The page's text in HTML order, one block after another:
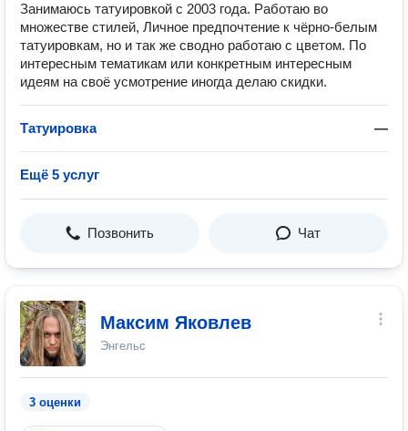
Занимаюсь татуировкой с 2003 года. Работаю во
множестве стилей, Личное предпочтение к чёрно-белым
татуировкам, но и так же сводно работаю с цветом. По
интересным тематикам или конкретным интересным
идеям на своё усмотрение иногда делаю скидки.
Татуировка —
Ещё 5 услуг
Позвонить Чат
Максим Яковлев
Энгельс
3 оценки